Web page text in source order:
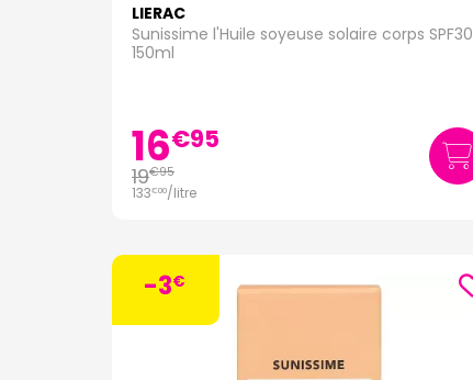
LIERAC
Sunissime l'Huile soyeuse solaire corps SPF30
150ml
16€95
19€95
133€00/litre
-3€